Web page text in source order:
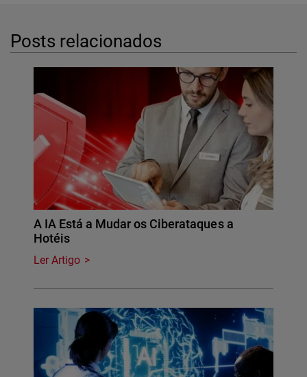
Posts relacionados
A IA Está a Mudar os Ciberataques a
Hotéis
Ler Artigo